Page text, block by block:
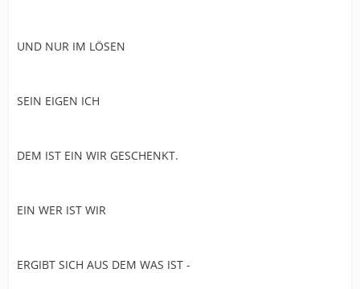
UND NUR IM LÖSEN
SEIN EIGEN ICH
DEM IST EIN WIR GESCHENKT.
EIN WER IST WIR
ERGIBT SICH AUS DEM WAS IST -